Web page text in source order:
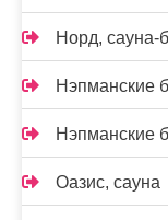
Норд, сауна-
Нэпманские
Нэпманские
Оазис, сауна